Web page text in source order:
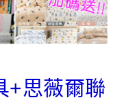
+思薇爾聯